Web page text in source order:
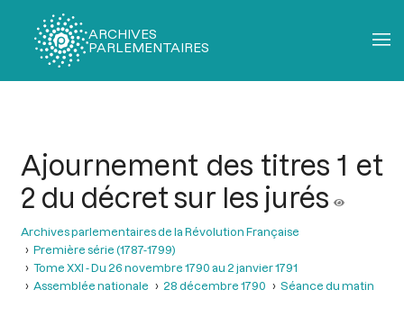
ARCHIVES
PARLEMENTAIRES
Ajournement des titres 1 et
2 du décret sur les jurés
Archives parlementaires de la Révolution Française
Première série (1787-1799)
Tome XXI - Du 26 novembre 1790 au 2 janvier 1791
Assemblée nationale
28 décembre 1790 Séance du matin